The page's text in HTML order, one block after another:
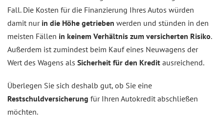
Fall. Die Kosten für die Finanzierung Ihres Autos würden
damit nur in die Höhe getrieben werden und stünden in den
meisten Fällen in keinem Verhältnis zum versicherten Risiko.
Außerdem ist zumindest beim Kauf eines Neuwagens der
Wert des Wagens als Sicherheit für den Kredit ausreichend.
Überlegen Sie sich deshalb gut, ob Sie eine
Restschuldversicherung für Ihren Autokredit abschließen
möchten.